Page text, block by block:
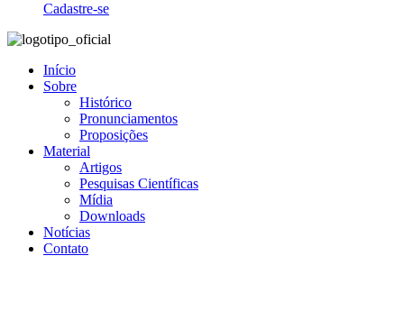
Cadastre-se
Início
Sobre
Histórico
Pronunciamentos
Proposições
Material
Artigos
Pesquisas Científicas
Mídia
Downloads
Notícias
Contato